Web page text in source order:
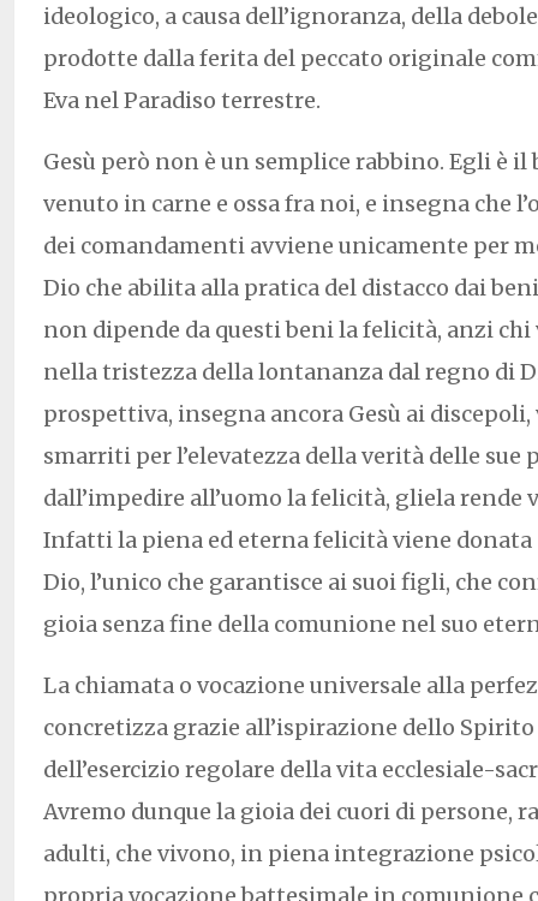
ideologico, a causa dell’ignoranza, della
prodotte dalla ferita del peccato originale
Eva nel Paradiso terrestre.
Gesù però non è un semplice rabbino. Egli è il
venuto in carne e ossa fra noi, e insegna che
dei comandamenti avviene unicamente per
Dio che abilita alla pratica del distacco dai
non dipende da questi beni la felicità, anzi chi
nella tristezza della lontananza dal regno di
prospettiva, insegna ancora Gesù ai
smarriti per l’elevatezza della verità delle sue
dall’impedire all’uomo la felicità, gliela rende
Infatti la piena ed eterna felicità viene donata
Dio, l’unico che garantisce ai suoi figli, che
gioia senza fine della comunione nel suo
La chiamata o vocazione universale alla
concretizza grazie all’ispirazione dello
dell’esercizio regolare della vita ecclesiale-
Avremo dunque la gioia dei cuori di persone,
adulti, che vivono, in piena integrazione
propria vocazione battesimale in comunione